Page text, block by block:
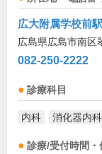
広大附属学校前駅
広島県広島市南区
082-250-2222
診療科目
内科 消化器内科
診療/受付時間・